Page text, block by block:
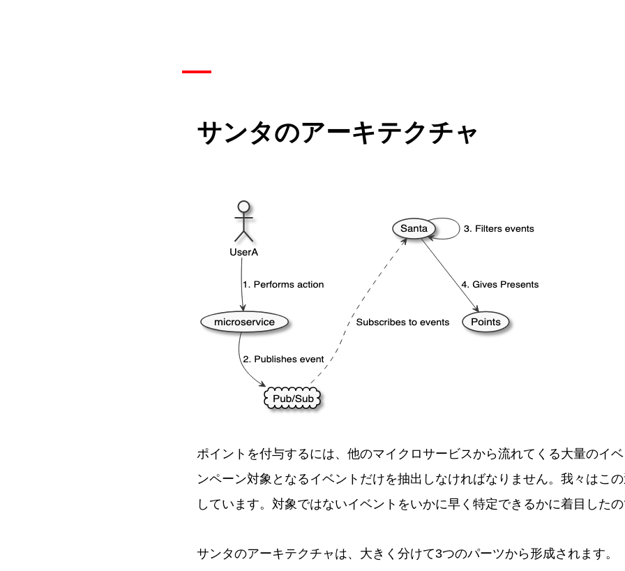
サンタのアーキテクチャ
ポイントを付与するには、他のマイクロサービスから流れてくる大量のイ
ンペーン対象となるイベントだけを抽出しなければなりません。我々はこ
しています。対象ではないイベントをいかに早く特定できるかに着目したの
サンタのアーキテクチャは、大きく分けて3つのパーツから形成されます。